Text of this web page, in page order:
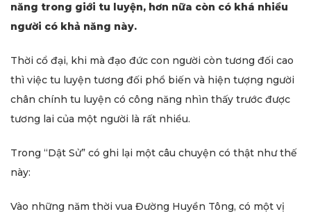
năng trong giới tu luyện, hơn nữa còn có khá nhiều
người có khả năng này.
Thời cổ đại, khi mà đạo đức con người còn tương đối cao
thì việc tu luyện tương đối phổ biến và hiện tượng người
chân chính tu luyện có công năng nhìn thấy trước được
tương lai của một người là rất nhiều.
Trong “Dật Sử” có ghi lại một câu chuyện có thật như thế
này:
Vào những năm thời vua Đường Huyền Tông, có một vị